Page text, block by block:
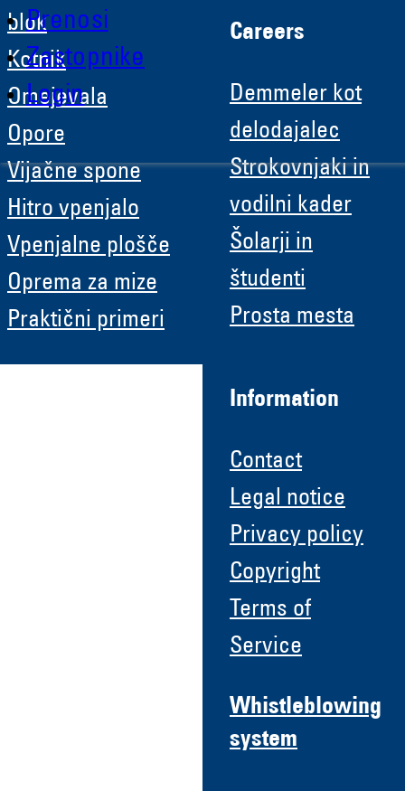
Prenosi
Zastopnike
Login
blok
Kotnik
Omejevala
Opore
Vijačne spone
Hitro vpenjalo
Vpenjalne plošče
Oprema za mize
Praktični primeri
Careers
Demmeler kot
delodajalec
Strokovnjaki in
vodilni kader
Šolarji in
študenti
Prosta mesta
Information
Contact
Legal notice
Privacy policy
Copyright
Terms of
Service
Whistleblowing
system